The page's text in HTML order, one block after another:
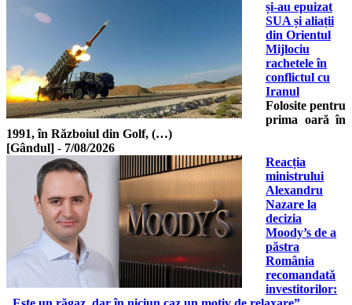
și-au epuizat
SUA și aliații
din Orientul
Mijlociu
rachetele în
conflictul cu
Iranul
Folosite pentru
prima oară în
1991, în Războiul din Golf, (…)
[Gândul] - 7/08/2026
Reacția
ministrului
Alexandru
Nazare la
decizia
Moody’s de a
păstra
România
recomandată
investitorilor: